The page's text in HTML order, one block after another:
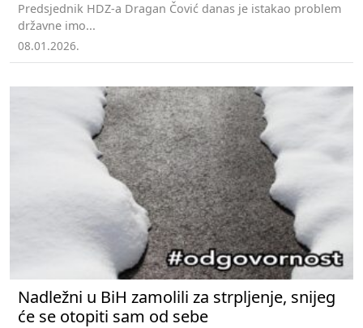
Predsjednik HDZ-a Dragan Čović danas je istakao problem
državne imo...
08.01.2026.
Nadležni u BiH zamolili za strpljenje, snijeg
će se otopiti sam od sebe